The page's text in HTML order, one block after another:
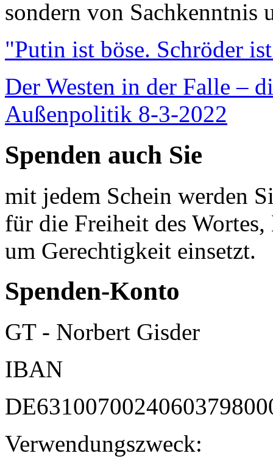
sondern von Sachkenntnis
"Putin ist böse. Schröder
Der Westen in der Falle –
Außenpolitik 8-3-2022
Spenden auch Sie
mit jedem Schein werden
für die Freiheit des
um Gerechtigkeit einsetzt.
Spenden-Konto
GT - Norbert Gisder
IBAN
Verwendungszweck: